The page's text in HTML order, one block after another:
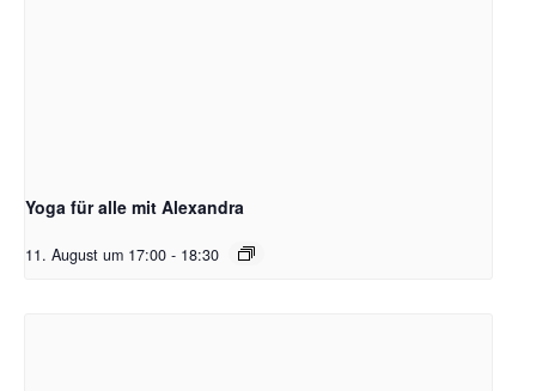
Yoga für alle mit Alexandra
11. August um 17:00 - 18:30